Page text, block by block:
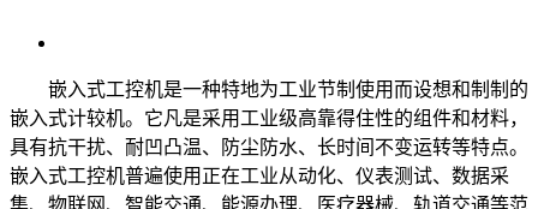
嵌入式工控机是一种特地为工业节制使用而设想和制制的
嵌入式计较机。它凡是采用工业级高靠得住性的组件和材料，
具有抗干扰、耐凹凸温、防尘防水、长时间不变运转等特点。
嵌入式工控机普遍使用正在工业从动化、仪表测试、数据采
集、物联网、智能交通、能源办理、医疗器械、轨道交通等范